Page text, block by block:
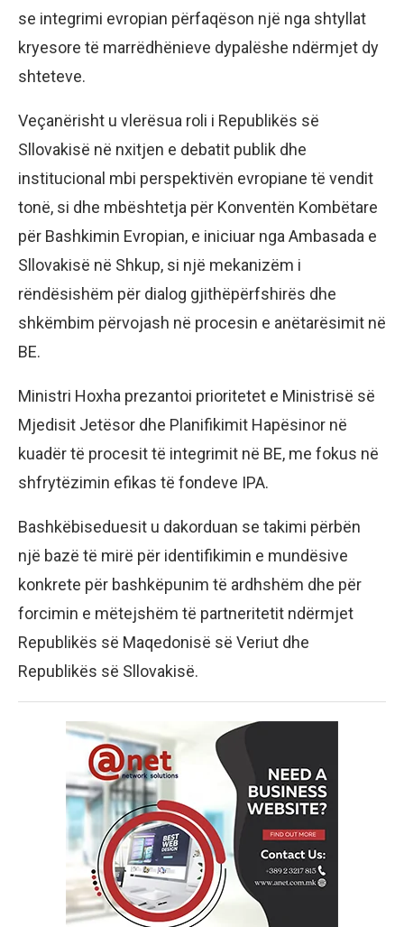
se integrimi evropian përfaqëson një nga shtyllat
kryesore të marrëdhënieve dypalëshe ndërmjet dy
shteteve.
Veçanërisht u vlerësua roli i Republikës së
Sllovakisë në nxitjen e debatit publik dhe
institucional mbi perspektivën evropiane të vendit
tonë, si dhe mbështetja për Konventën Kombëtare
për Bashkimin Evropian, e iniciuar nga Ambasada e
Sllovakisë në Shkup, si një mekanizëm i
rëndësishëm për dialog gjithëpërfshirës dhe
shkëmbim përvojash në procesin e anëtarësimit në
BE.
Ministri Hoxha prezantoi prioritetet e Ministrisë së
Mjedisit Jetësor dhe Planifikimit Hapësinor në
kuadër të procesit të integrimit në BE, me fokus në
shfrytëzimin efikas të fondeve IPA.
Bashkëbiseduesit u dakorduan se takimi përbën
një bazë të mirë për identifikimin e mundësive
konkrete për bashkëpunim të ardhshëm dhe për
forcimin e mëtejshëm të partneritetit ndërmjet
Republikës së Maqedonisë së Veriut dhe
Republikës së Sllovakisë.